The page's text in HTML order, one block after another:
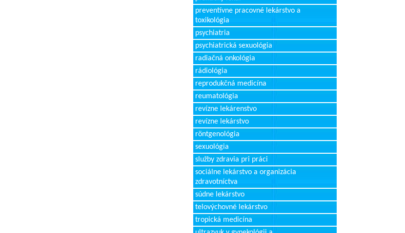
preventívne pracovné lekárstvo a
toxikológia
psychiatria
psychiatrická sexuológia
radiačná onkológia
rádiológia
reprodukčná medicína
reumatológia
revízne lekárenstvo
revízne lekárstvo
röntgenológia
sexuológia
služby zdravia pri práci
sociálne lekárstvo a organizácia
zdravotníctva
súdne lekárstvo
telovýchovné lekárstvo
tropická medicína